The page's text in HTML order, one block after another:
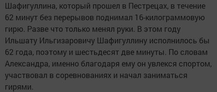
Шафигуллина, который прошел в Пестрецах, в течение
62 минут без перерывов поднимал 16-килограммовую
гирю. Разве что только менял руки. В этом году
Ильшату Ильгизаровичу Шафигуллину исполнилось бы
62 года, поэтому и шестьдесят две минуты. По словам
Александра, именно благодаря ему он увлекся спортом,
участвовал в соревнованиях и начал заниматься
гирями.